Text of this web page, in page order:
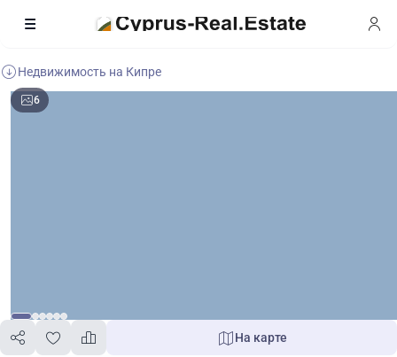
Недвижимость на Кипре
6
На карте